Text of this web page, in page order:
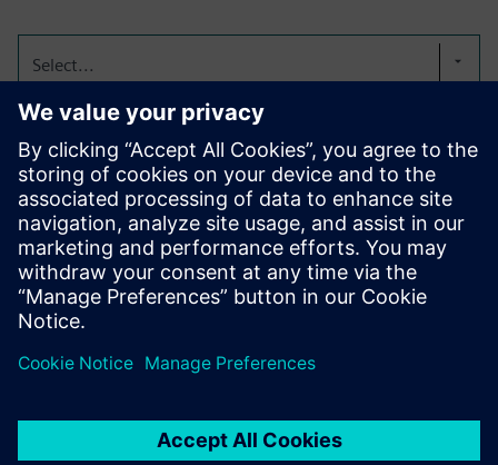
Select...
GMP-produksjon
Registrer produksjons- og verktøysystemene dine for GMP-
kompatibel datainnsamling på FL-EMS flex. Den kan
integreres via alle vanlige grensesnitt for å gi deg oversikt
over anlegget ditt.